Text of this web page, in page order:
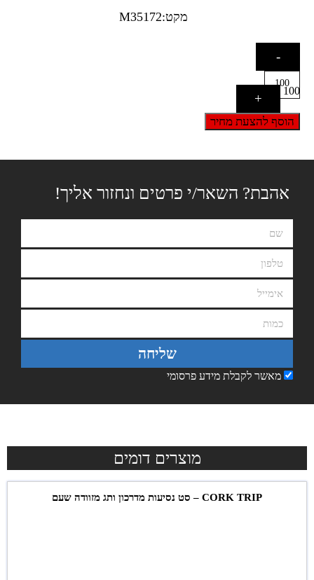
מקט:M35172
-
100
+
הוסף להצעת מחיר
אהבת? השאר/י פרטים ונחזור אליך!
מאשר לקבלת מידע פרסומי
שליחה
מוצרים דומים
CORK TRIP – סט נסיעות מדרכון ותג מזוודה שעם